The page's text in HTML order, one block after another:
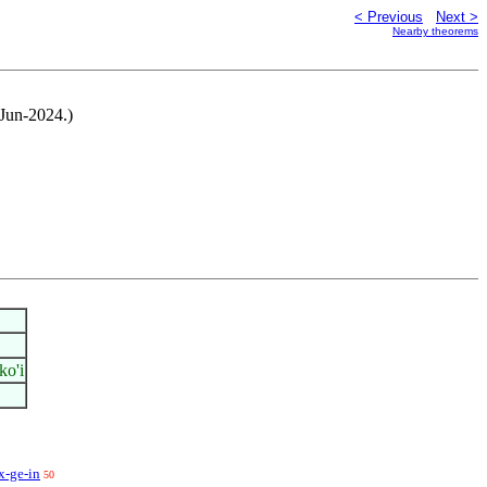
< Previous Next >
Nearby theorems
2024.)
ko'i
ge-in 50